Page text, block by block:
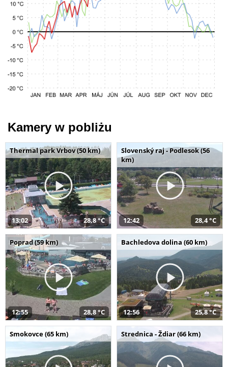
Kamery w pobliżu
Thermal park Vrbov (50 km)
13:02 28,8 °C
Slovenský raj - Podlesok (56
km)
12:42 28,4 °C
Poprad (59 km)
12:55 28,8 °C
Bachledova dolina (60 km)
12:56 25,8 °C
Smokovce (65 km) Strednica - Ždiar (66 km)